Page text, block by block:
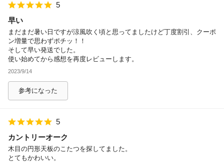
5
早い
まだまだ暑い日ですが涼風吹く頃と思ってましたけど丁度割引、クーポ
ン増量で思わずポチッ！！
そして早い発送でした。
使い始めてから感想を再度レビューします。
2023/9/14
参考になった
5
カントリーオーク
木目の円形天板のこたつを探してました。
とてもかわいい。